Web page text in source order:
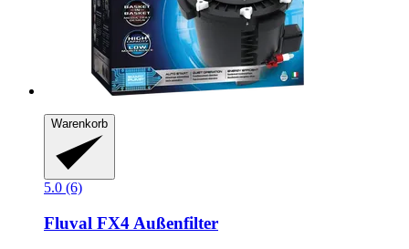
Warenkorb
5.0 (6)
Fluval FX4 Außenfilter